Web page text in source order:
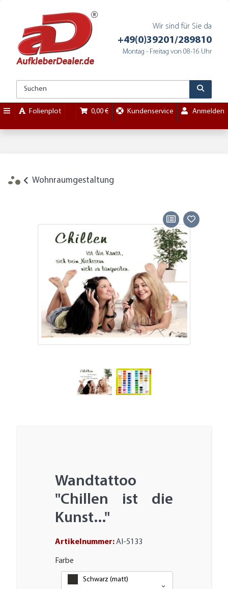
Wir sind für Sie da
+49(0)39201/289810
Montag - Freitag von 08-16 Uhr
Folienplot 0,00 € Kundenservice Anmelden
Wohnraumgestaltung
Wandtattoo
"Chillen ist die
Kunst..."
Artikelnummer:AI-5133
Farbe
Schwarz (matt)